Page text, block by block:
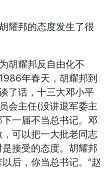
邦的态度发生了很
耀邦反自由化不
年春天，胡耀邦到
了话，十三大邓小平
会主任(没讲退军委主
一届不当总书记。邓
可以把一大批老同志
接受的态度。胡耀邦
后，你当总书记。”赵